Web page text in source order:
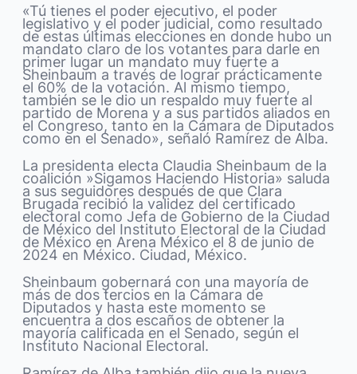
«Tú tienes el poder ejecutivo, el poder
legislativo y el poder judicial, como resultado
de estas últimas elecciones en donde hubo un
mandato claro de los votantes para darle en
primer lugar un mandato muy fuerte a
Sheinbaum a través de lograr prácticamente
el 60% de la votación. Al mismo tiempo,
también se le dio un respaldo muy fuerte al
partido de Morena y a sus partidos aliados en
el Congreso, tanto en la Cámara de Diputados
como en el Senado», señaló Ramírez de Alba.
La presidenta electa Claudia Sheinbaum de la
coalición »Sigamos Haciendo Historia» saluda
a sus seguidores después de que Clara
Brugada recibió la validez del certificado
electoral como Jefa de Gobierno de la Ciudad
de México del Instituto Electoral de la Ciudad
de México en Arena México el 8 de junio de
2024 en México. Ciudad, México.
Sheinbaum gobernará con una mayoría de
más de dos tercios en la Cámara de
Diputados y hasta este momento se
encuentra a dos escaños de obtener la
mayoría calificada en el Senado, según el
Instituto Nacional Electoral.